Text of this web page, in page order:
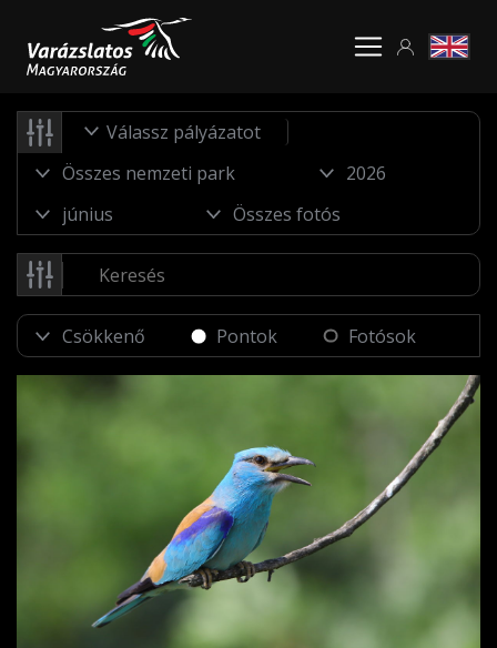
Válassz pályázatot
Pontok Fotósok